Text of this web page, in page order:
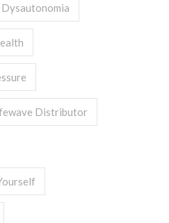
Dysautonomia
Distributor